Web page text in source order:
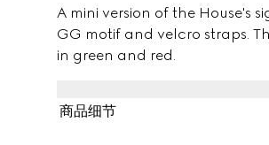
A mini version of the House's
GG motif and velcro straps.
in green and red.
商品细节